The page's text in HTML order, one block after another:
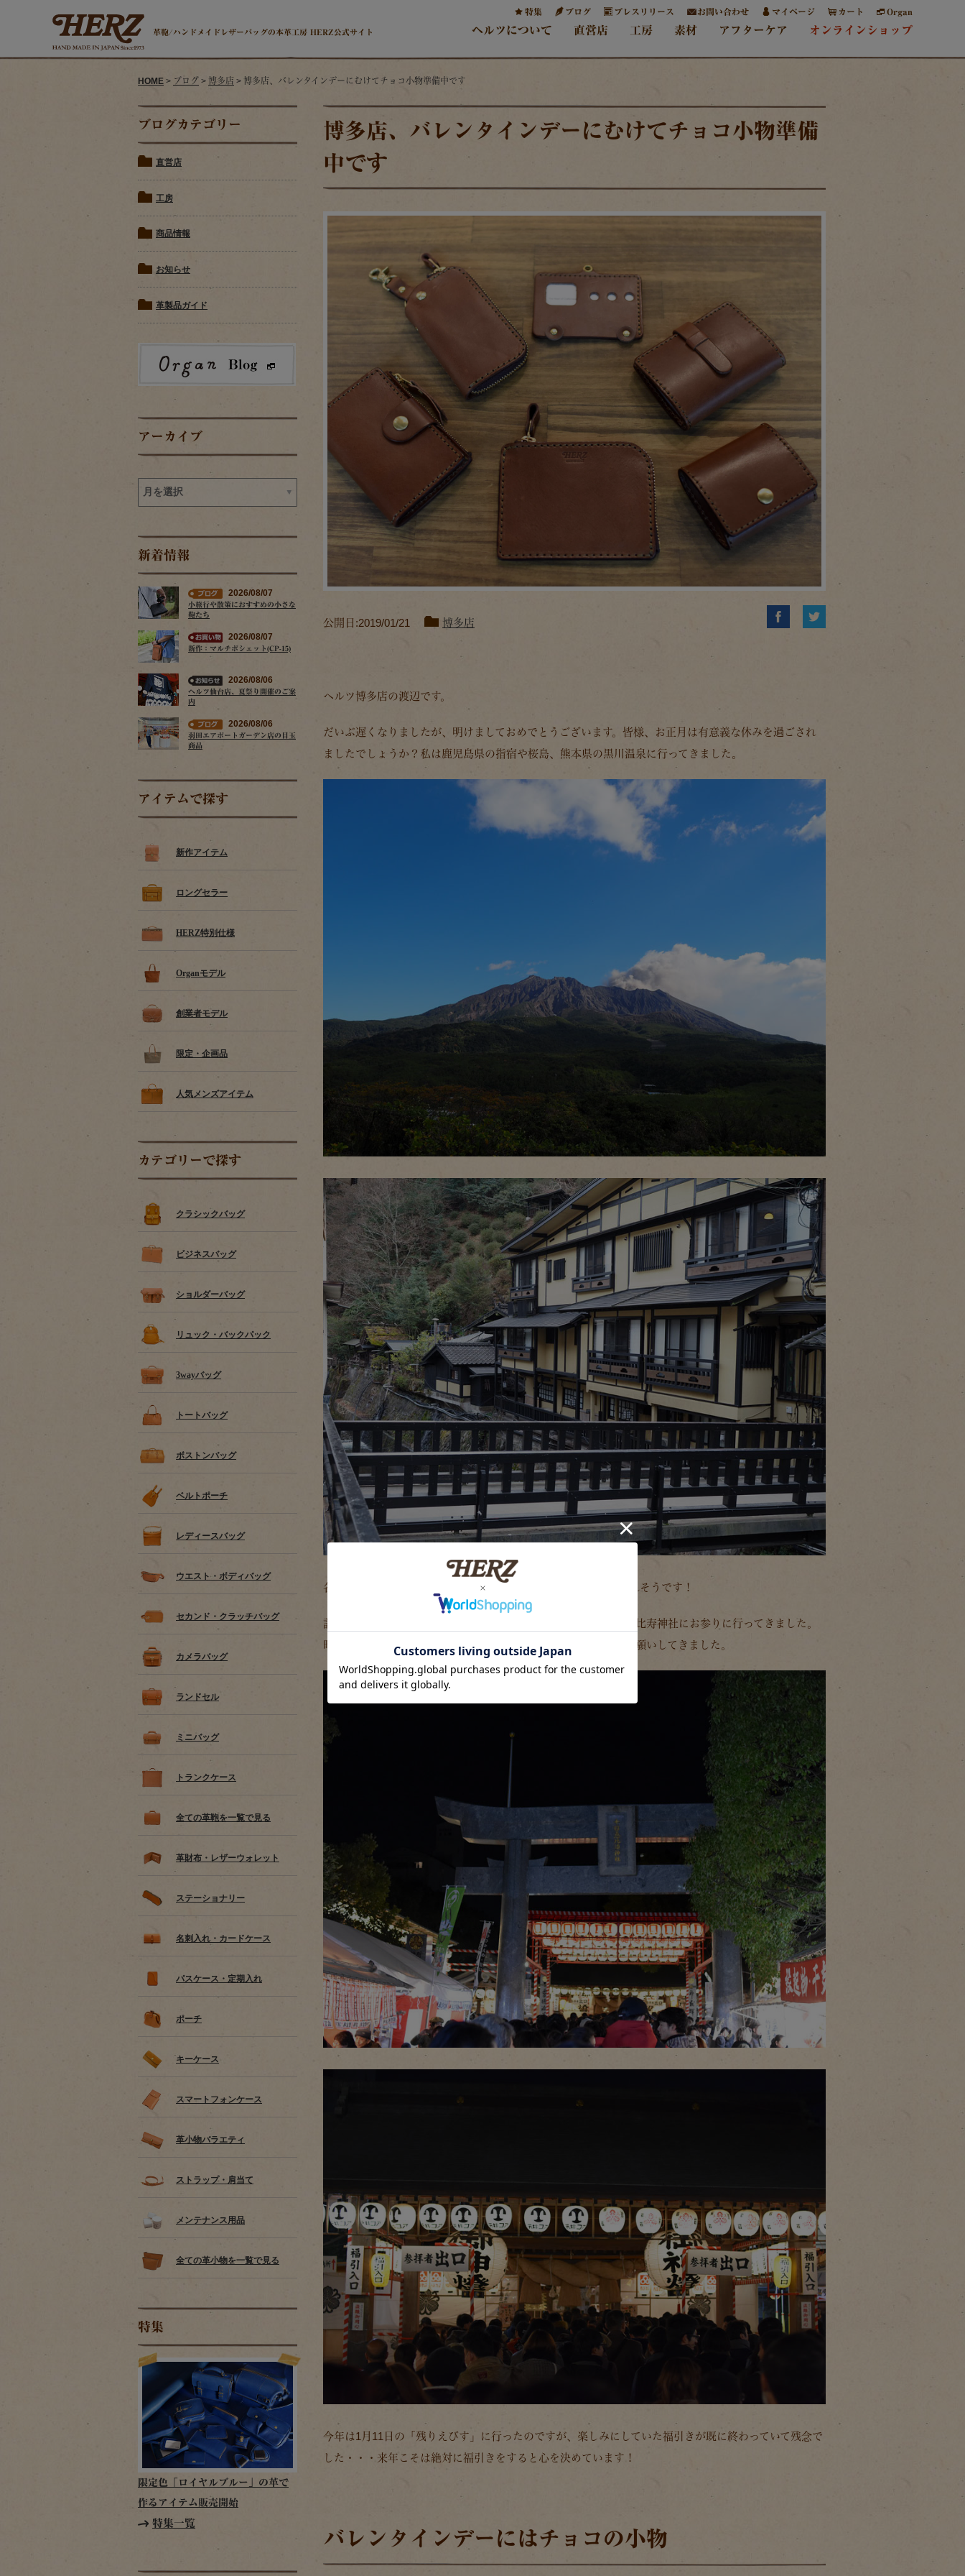
革鞄/ハンドメイドレザーバッグの本革工房 HERZ公式サイト
特集 ブログ プレスリリース お問い合わせ マイページ カート Organ
ヘルツについて 直営店 工房 素材 アフターケア オンラインショップ
HOME > ブログ > 博多店 > 博多店、バレンタインデーにむけてチョコ小物準備中です
ブログカテゴリー
直営店
工房
商品情報
お知らせ
革製品ガイド
アーカイブ
新着情報
2026/08/07
小旅行や散策におすすめの小さな
鞄たち
2026/08/07
新作：マルチポシェット(CP-15)
2026/08/06
ヘルツ仙台店、夏祭り開催のご案
内
2026/08/06
羽田エアポートガーデン店の目玉
商品
アイテムで探す
新作アイテム
ロングセラー
HERZ特別仕様
Organモデル
創業者モデル
限定・企画品
人気メンズアイテム
カテゴリーで探す
クラシックバッグ
ビジネスバッグ
ショルダーバッグ
リュック・バックパック
3wayバッグ
トートバッグ
ボストンバッグ
ベルトポーチ
レディースバッグ
ウエスト・ボディバッグ
セカンド・クラッチバッグ
カメラバッグ
ランドセル
ミニバッグ
トランクケース
全ての革鞄を一覧で見る
革財布・レザーウォレット
ステーショナリー
名刺入れ・カードケース
パスケース・定期入れ
ポーチ
キーケース
スマートフォンケース
革小物バラエティ
ストラップ・肩当て
メンテナンス用品
全ての革小物を一覧で見る
特集
限定色「ロイヤルブルー」の革で
作るアイテム販売開始
特集一覧
博多店、バレンタインデーにむけてチョコ小物準備
中です
公開日:2019/01/21 博多店
ヘルツ博多店の渡辺です。
だいぶ遅くなりましたが、明けましておめでとうございます。皆様、お正月は有意義な休みを過ごされ
ましたでしょうか？私は鹿児島県の指宿や桜島、熊本県の黒川温泉に行ってきました。
各地で温泉に入って、心も身体も癒されました。今年も1年頑張れそうです！
話は変わりますが、先日、博多店のスタッフで毎年恒例の十日恵比寿神社にお参りに行ってきました。
昨年のお礼と今年も皆様と鞄の素敵な出会いがあります様にとお願いしてきました。
今年は1月11日の「残りえびす」に行ったのですが、楽しみにしていた福引きが既に終わっていて残念で
した・・・来年こそは絶対に福引きをすると心を決めています！
バレンタインデーにはチョコの小物